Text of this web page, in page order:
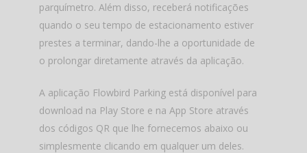
parquímetro. Além disso, receberá notificações
quando o seu tempo de estacionamento estiver
prestes a terminar, dando-lhe a oportunidade de
o prolongar diretamente através da aplicação.
A aplicação Flowbird Parking está disponível para
download na Play Store e na App Store através
dos códigos QR que lhe fornecemos abaixo ou
simplesmente clicando em qualquer um deles.